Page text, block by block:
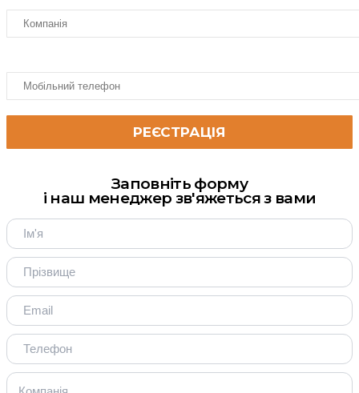
Заповніть форму
і наш менеджер зв'яжеться з вами